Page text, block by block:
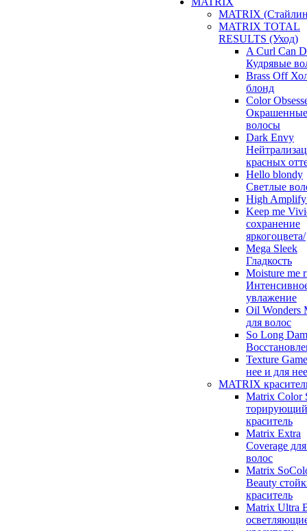
MATRIX
MATRIX TOTAL
RESULTS (Уход)
A Curl Can
Кудрявые
Brass Off
блонд
Color
Окрашенные
волосы
Dark Envy
красных
Hello blondy
Светлые
High
Keep me
сохранение
яркогоцвета/
Mega Sleek
Гладкость
Moisture me
увлажение
Oil Wonders
для волос
So Long
Texture
нее и для нее
MATRIX
Matrix Color
торирующий
краситель
Matrix Extra
Coverage
волос
Matrix
Beauty
краситель
Matrix Ultra